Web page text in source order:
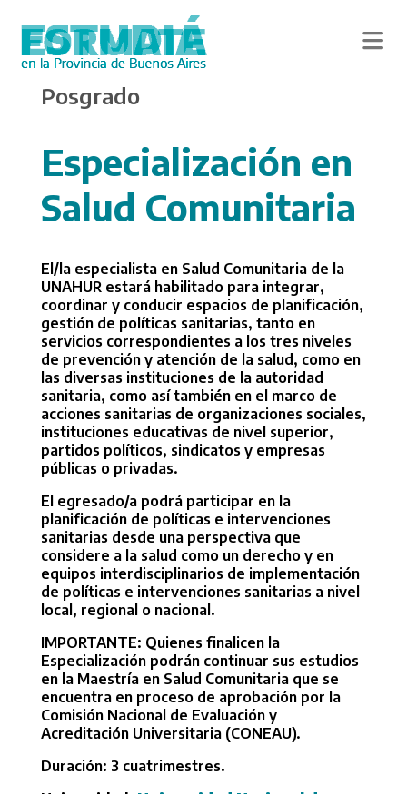
content
Posgrado
Especialización en
Salud Comunitaria
El/la especialista en Salud Comunitaria de la
UNAHUR estará habilitado para integrar,
coordinar y conducir espacios de planificación,
gestión de políticas sanitarias, tanto en
servicios correspondientes a los tres niveles
de prevención y atención de la salud, como en
las diversas instituciones de la autoridad
sanitaria, como así también en el marco de
acciones sanitarias de organizaciones sociales,
instituciones educativas de nivel superior,
partidos políticos, sindicatos y empresas
públicas o privadas.
El egresado/a podrá participar en la
planificación de políticas e intervenciones
sanitarias desde una perspectiva que
considere a la salud como un derecho y en
equipos interdisciplinarios de implementación
de políticas e intervenciones sanitarias a nivel
local, regional o nacional.
IMPORTANTE: Quienes finalicen la
Especialización podrán continuar sus estudios
en la Maestría en Salud Comunitaria que se
encuentra en proceso de aprobación por la
Comisión Nacional de Evaluación y
Acreditación Universitaria (CONEAU).
Duración: 3 cuatrimestres.